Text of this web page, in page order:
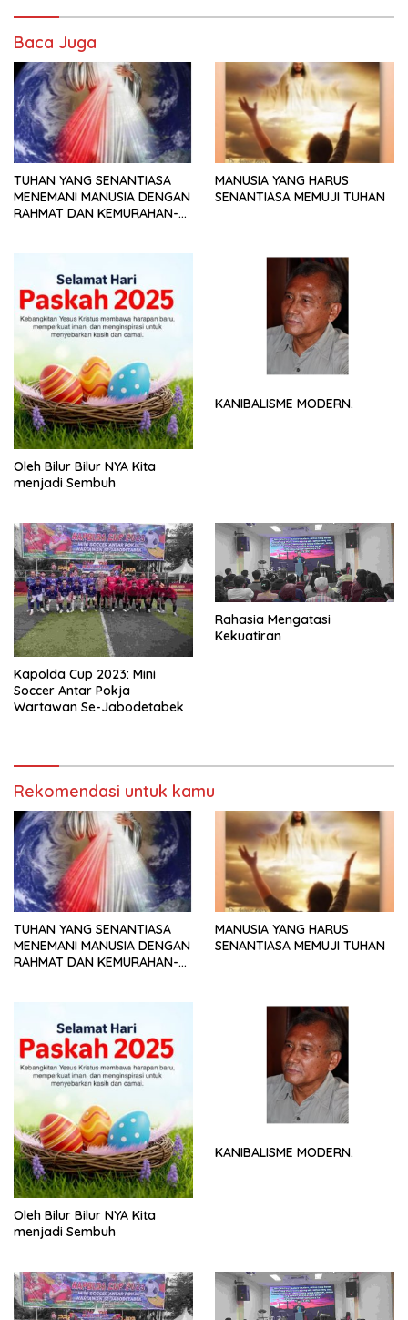
Baca Juga
TUHAN YANG SENANTIASA
MENEMANI MANUSIA DENGAN
RAHMAT DAN KEMURAHAN-
MANUSIA YANG HARUS
SENANTIASA MEMUJI TUHAN
Oleh Bilur Bilur NYA Kita
menjadi Sembuh
KANIBALISME MODERN.
Kapolda Cup 2023: Mini
Soccer Antar Pokja
Wartawan Se-Jabodetabek
Rahasia Mengatasi
Kekuatiran
Rekomendasi untuk kamu
TUHAN YANG SENANTIASA
MENEMANI MANUSIA DENGAN
RAHMAT DAN KEMURAHAN-
MANUSIA YANG HARUS
SENANTIASA MEMUJI TUHAN
Oleh Bilur Bilur NYA Kita
menjadi Sembuh
KANIBALISME MODERN.